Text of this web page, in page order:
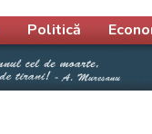
Politică